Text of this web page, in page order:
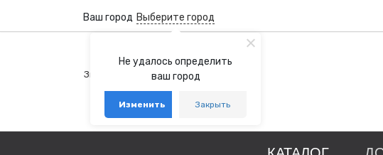
Не удалось определить
ваш город
Изменить Закрыть
Ваш город Выберите город
+7 (800) 100-76-77
Звонок бесплатный по России
+7 (931) 978-88-88
telegram whatsapp